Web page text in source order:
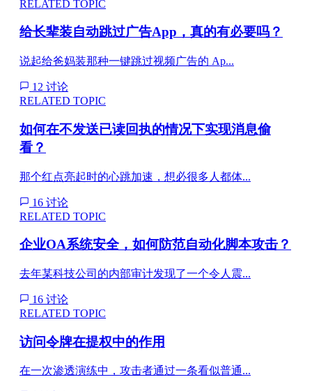
RELATED TOPIC
给长辈装自动跳过广告App，真的有必要吗？
说起给爸妈装那种一键跳过视频广告的 Ap...
12 讨论
RELATED TOPIC
如何在不发送已读回执的情况下实现消息偷
看？
那个红点亮起时的心跳加速，想必很多人都体...
16 讨论
RELATED TOPIC
企业OA系统安全，如何防范自动化脚本攻击？
去年某科技公司的内部审计发现了一个令人震...
16 讨论
RELATED TOPIC
访问令牌在提权中的作用
在一次渗透演练中，攻击者通过一条看似普通...